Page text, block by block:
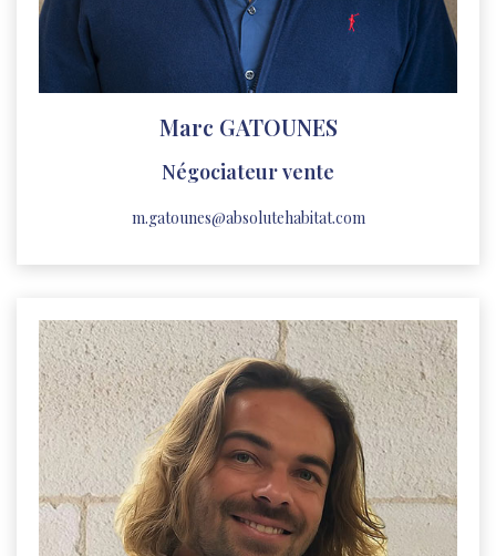
Marc GATOUNES
Négociateur vente
m.gatounes@absolutehabitat.com